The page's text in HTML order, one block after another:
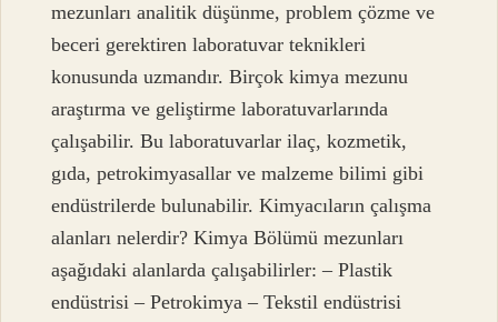
mezunları analitik düşünme, problem çözme ve
beceri gerektiren laboratuvar teknikleri
konusunda uzmandır. Birçok kimya mezunu
araştırma ve geliştirme laboratuvarlarında
çalışabilir. Bu laboratuvarlar ilaç, kozmetik,
gıda, petrokimyasallar ve malzeme bilimi gibi
endüstrilerde bulunabilir. Kimyacıların çalışma
alanları nelerdir? Kimya Bölümü mezunları
aşağıdaki alanlarda çalışabilirler: – Plastik
endüstrisi – Petrokimya – Tekstil endüstrisi